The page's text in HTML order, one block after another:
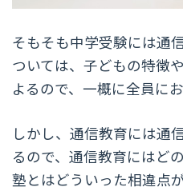
そもそも中学受験には通
ついては、子どもの特徴
よるので、一概に全員に
しかし、通信教育には通
るので、通信教育にはど
塾とはどういった相違点